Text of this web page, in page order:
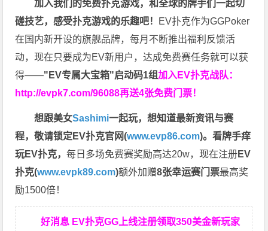
加入我们的免费扑克游戏，和全球的牌手们一起切
磋技艺，感受扑克游戏的乐趣吧！ EV扑克作为GGPoker
在国内新开设的旗舰品牌，每月不断推出福利反馈活
动，现在只要成为EV新用户，达成免费赛任务就可以获
得——"EV专属大宝箱"启动码1组加入EV扑克战队：
http://evpk7.com/96088再送4张免费门票！
想跟美女Sashimi一起玩，想知道最新资讯与赛
程，敬请锁定EV扑克官网(www.evp86.com)。看牌手痒
玩EV扑克，每日多场免费赛奖励高达20w，现在注册EV
扑克(www.evpk89.com)额外加赠8张幸运赛门票最高奖
励1500倍！
好消息 EV扑克GG上线注册领取350美金新玩家